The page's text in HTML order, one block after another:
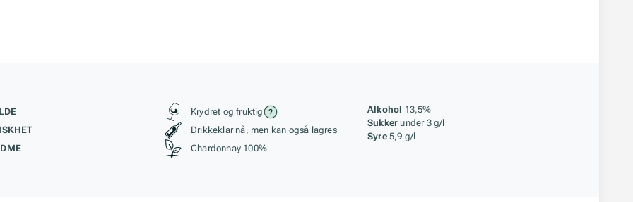
Stil, lagring og råstoff
Krydret og fruktig
Drikkeklar nå, men kan også lagres
Chardonnay 100%
Alkohol 13,5%
Sukker under 3 g/l
Syre 5,9 g/l